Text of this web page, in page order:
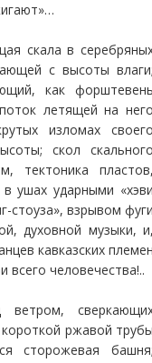
скала в
с высоты
как
летящей на
изломах
скол
тектоника
ушах ударными
стоуза», взрывом
духовной музыки,
кавказских
всего человечества!..
ржавой
сторожевая